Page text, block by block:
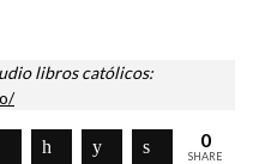
libros católicos:
0
SHARE